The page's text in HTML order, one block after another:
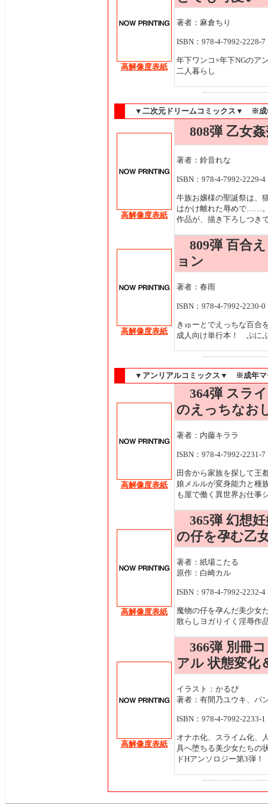
高解像度表紙
著者：麻倉ちり
ISBN：978-4-7992-2228-7
年下ワンコ×年下NGのア
二人暮らし
▼二次元ドリームコミックス▼ ※成
高解像度表紙
808弾 乙女姦
著者：鈴音れな
ISBN：978-4-7992-2229-4
牛族お嬢様の聖誕祭は、
はかけ離れた辱めで……
作品が、描き下ろしつき
高解像度表紙
809弾 百合
ョン
著者：春雨
ISBN：978-4-7992-2230-0
きゅーとでえっちな百合
成人向け単行本！ ぷに
▼アンリアルコミックス▼ ※成年マ
高解像度表紙
364弾 スラ
のえっちなお
著者：内藤キララ
ISBN：978-4-7992-2231-7
田舎から家族を探して王
娘メルルが変身能力と種
も屋で働く異世界お仕事
高解像度表紙
365弾 幻想
の仔を孕む乙
著者：紙場こたる
原作：白崎カル
ISBN：978-4-7992-2232-4
魔物の仔を孕んだ美少女
散らしヨガりイく淫辱作
高解像度表紙
366弾 別冊
アル 状態変化
イラスト：かるぴ
著者：有間乃ユウキ、
ISBN：978-4-7992-2233-1
オナホ化、スライム化、
具へ堕ちる美少女たちの
ドHアンソロジー第3弾！